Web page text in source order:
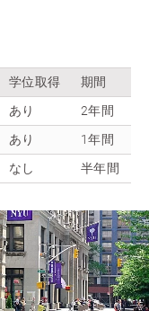
学位取得
期間
あり
2年間
あり
1年間
なし 半年間